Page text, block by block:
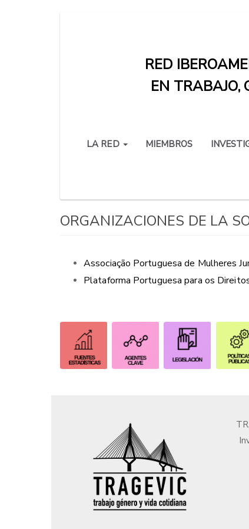
RED
EN TRABAJO,
LA RED MIEMBROS
ORGANIZACIONES DE LA
Associação Portuguesa de Mulheres
Plataforma Portuguesa para os